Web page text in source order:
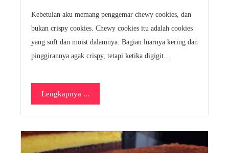
Kebetulan aku memang penggemar chewy cookies, dan
bukan crispy cookies. Chewy cookies itu adalah cookies
yang soft dan moist dalamnya. Bagian luarnya kering dan
pinggirannya agak crispy, tetapi ketika digigit…
Lengkapnya ...